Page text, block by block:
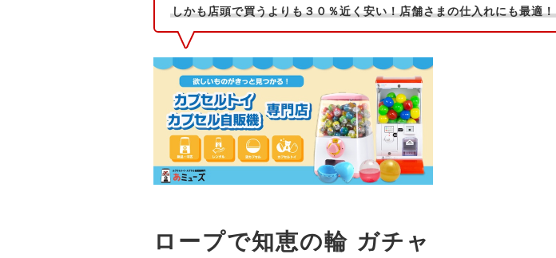
しかも店頭で買うよりも３０％近く安い！店舗さまの仕入れにも最適！
ロープで知恵の輪 ガチャ